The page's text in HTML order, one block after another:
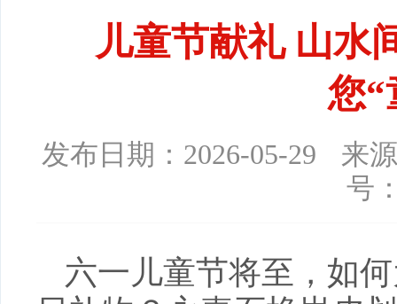
儿童节献礼 山
您“
发布日期： 2026-05-29
来
号
六一儿童节将至，如